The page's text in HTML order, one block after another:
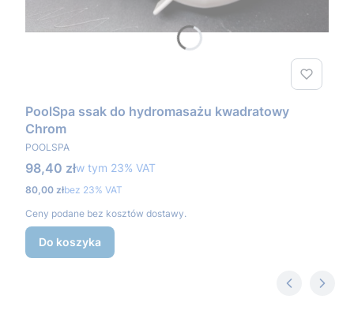
PoolSpa ssak do hydromasażu kwadratowy
Chrom
PRODUCENT
POOLSPA
Cena brutto
98,40 złw tym %s VAT
w tym 23% VAT
Cena netto
80,00 złbez 23% VAT
Ceny podane bez kosztów dostawy.
Do koszyka